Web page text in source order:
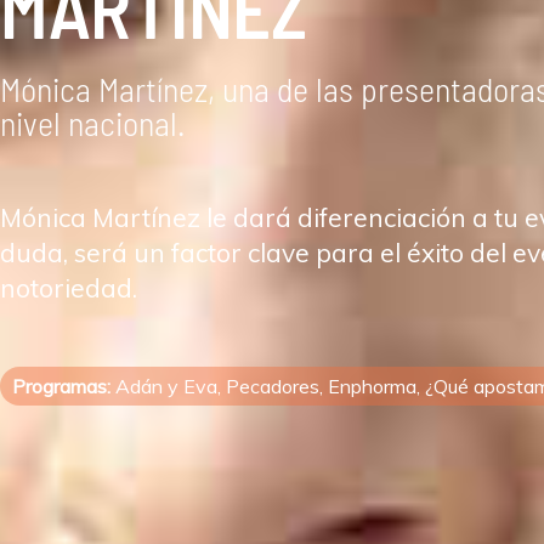
Mónica Martínez, una de las
nivel nacional.
Mónica Martínez le dará diferenciación a tu
duda, será un factor clave para el éxito del
notoriedad.
Programas: Adán y Eva, Pecadores, Enphorma, ¿Qué